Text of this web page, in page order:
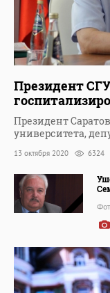
Президент
Президент
университета,
13 октября 2020 6324